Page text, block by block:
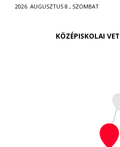
2026. AUGUSZTUS 8., SZOMBAT
KÖZÉPISKOLAI